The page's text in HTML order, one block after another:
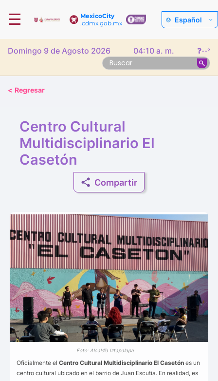
MexicoCity
.cdmx.gob.mx
☰ Español
Domingo 9 de Agosto 2026 04:10 a. m. ❓--°
< Regresar
Centro Cultural
Multidisciplinario El
Casetón
Compartir
Foto: Alcaldía Iztapalapa
Oficialmente el Centro Cultural Multidisciplinario El Casetón es un
centro cultural ubicado en el barrio de Juan Escutia. En realidad, es